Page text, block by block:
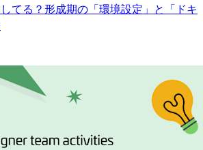
てる？形成期の「環境設定」と「ドキ